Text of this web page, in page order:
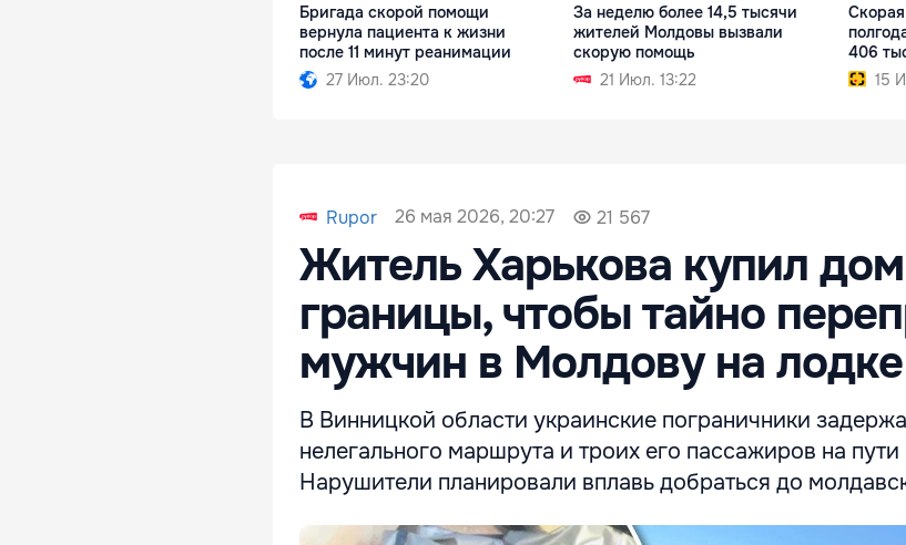
Бригада скорой помощи
вернула пациента к жизни
после 11 минут реанимации
27 Июл. 23:20
За неделю более 14,5 тысячи
жителей Молдовы вызвали
скорую помощь
21 Июл. 13:22
406
15
Rupor 26 мая 2026, 20:27 21 567
Житель Харькова купил
границы, чтобы тайно
мужчин в Молдову на лодке
В Винницкой области украинские пограничники
нелегального маршрута и троих его пассажиров на пути
Нарушители планировали вплавь добраться до